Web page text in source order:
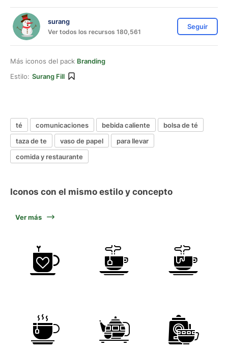
surang
Ver todos los recursos 180,561
Seguir
Más iconos del pack Branding
Estilo: Surang Fill
té comunicaciones bebida caliente
bolsa de té
taza de te
vaso de papel
para llevar
comida y restaurante
Iconos con el mismo estilo y concepto
Ver más